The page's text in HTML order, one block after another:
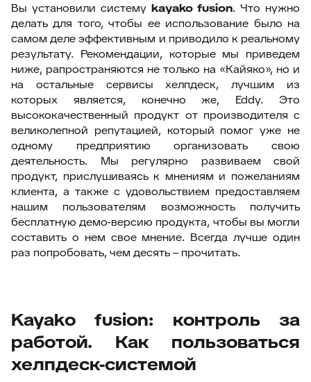
Вы установили систему kayako fusion. Что нужно
делать для того, чтобы ее использование было на
самом деле эффективным и приводило к реальному
результату. Рекомендации, которые мы приведем
ниже, рапространяются не только на «Кайяко», но и
на остальные сервисы хелпдеск, лучшим из
которых является, конечно же, Eddy. Это
высококачественный продукт от производителя с
великолепной репутацией, который помог уже не
одному предприятию организовать свою
деятельность. Мы регулярно развиваем свой
продукт, прислушиваясь к мнениям и пожеланиям
клиента, а также с удовольствием предоставляем
нашим пользователям возможность получить
бесплатную демо-версию продукта, чтобы вы могли
составить о нем свое мнение. Всегда лучше один
раз попробовать, чем десять – прочитать.
Kayako fusion: контроль за
работой. Как пользоваться
хелпдеск-системой